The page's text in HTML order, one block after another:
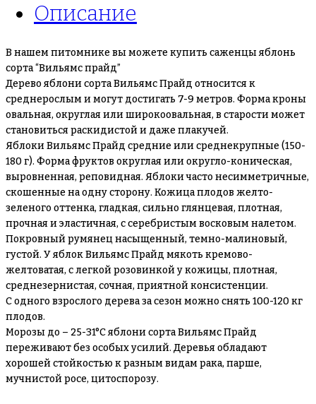
Описание
В нашем питомнике вы можете купить саженцы яблонь
сорта “Вильямс прайд”
Дерево яблони сорта Вильямс Прайд относится к
среднерослым и могут достигать 7-9 метров. Форма кроны
овальная, округлая или широкоовальная, в старости может
становиться раскидистой и даже плакучей.
Яблоки Вильямс Прайд средние или среднекрупные (150-
180 г). Форма фруктов округлая или округло-коническая,
выровненная, реповидная. Яблоки часто несимметричные,
скошенные на одну сторону. Кожица плодов желто-
зеленого оттенка, гладкая, сильно глянцевая, плотная,
прочная и эластичная, с серебристым восковым налетом.
Покровный румянец насыщенный, темно-малиновый,
густой. У яблок Вильямс Прайд мякоть кремово-
желтоватая, с легкой розовинкой у кожицы, плотная,
среднезернистая, сочная, приятной консистенции.
С одного взрослого дерева за сезон можно снять 100-120 кг
плодов.
Морозы до – 25-31°С яблони сорта Вильямс Прайд
переживают без особых усилий. Деревья обладают
хорошей стойкостью к разным видам рака, парше,
мучнистой росе, цитоспорозу.